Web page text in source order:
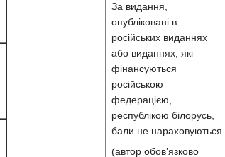
За видання,
опубліковані в
російських виданнях
або виданнях, які
фінансуються
російською
федерацією,
республікою білорусь,
бали не нараховуються
(автор обов’язково